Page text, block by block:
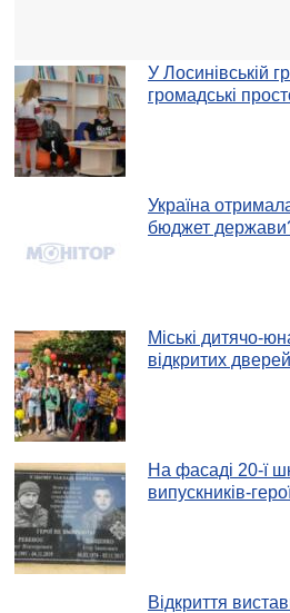
У Лосинівській
громадські
Україна
бюджет
Міські дитячо-
відкритих дверей
На фасаді 20-ї
випускників-
Відкриття